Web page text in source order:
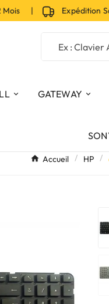
| Expédition
GATEWAY
Accueil HP